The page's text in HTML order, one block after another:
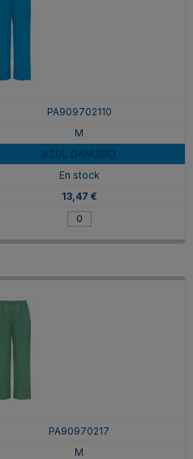
PA909702110
M
AZUL DANUBIO
En stock
13,47 €
PA90970217
M